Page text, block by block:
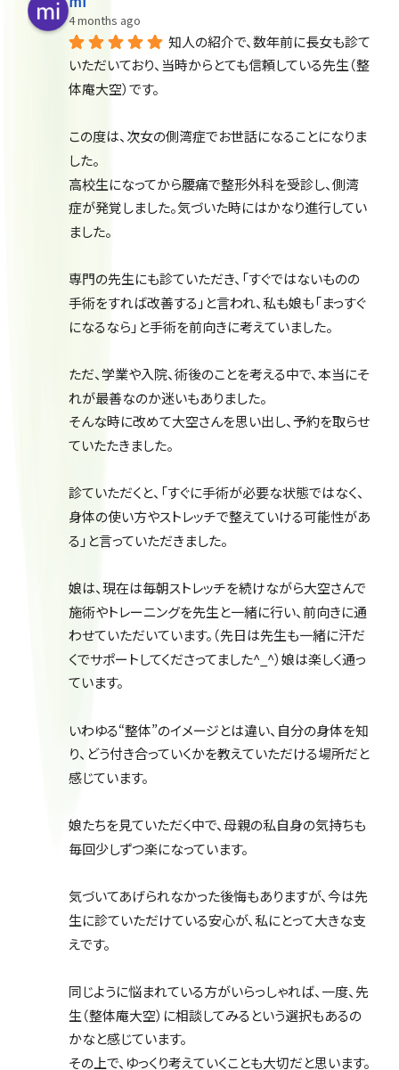
4 months ago
知人の紹介で、数年前に長女も診て
いただいており、当時からとても信頼している先生（整
体庵大空）です。
この度は、次女の側湾症でお世話になることになりま
した。
高校生になってから腰痛で整形外科を受診し、側湾
症が発覚しました。気づいた時にはかなり進行してい
ました。
専門の先生にも診ていただき、「すぐではないものの
手術をすれば改善する」と言われ、私も娘も「まっすぐ
になるなら」と手術を前向きに考えていました。
ただ、学業や入院、術後のことを考える中で、本当にそ
れが最善なのか迷いもありました。
そんな時に改めて大空さんを思い出し、予約を取らせ
ていたたきました。
診ていただくと、「すぐに手術が必要な状態ではなく、
身体の使い方やストレッチで整えていける可能性があ
る」と言っていただきました。
娘は、現在は毎朝ストレッチを続けながら大空さんで
施術やトレーニングを先生と一緒に行い、前向きに通
わせていただいています。（先日は先生も一緒に汗だ
くでサポートしてくださってました^_^）娘は楽しく通っ
ています。
いわゆる“整体”のイメージとは違い、自分の身体を知
り、どう付き合っていくかを教えていただける場所だと
感じています。
娘たちを見ていただく中で、母親の私自身の気持ちも
毎回少しずつ楽になっています。
気づいてあげられなかった後悔もありますが、今は先
生に診ていただけている安心が、私にとって大きな支
えです。
同じように悩まれている方がいらっしゃれば、一度、先
生（整体庵大空）に相談してみるという選択もあるの
かなと感じています。
その上で、ゆっくり考えていくことも大切だと思います。